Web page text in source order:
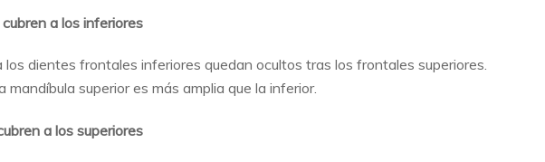
a los inferiores
dientes frontales inferiores quedan ocultos tras los frontales superiores.
mandíbula superior es más amplia que la inferior.
a los superiores